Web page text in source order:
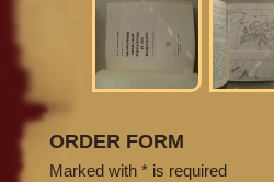
ORDER FORM
Marked with * is required